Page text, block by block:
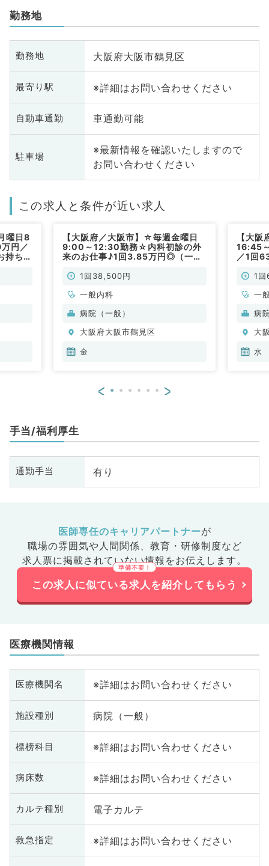
勤務地
勤務地 大阪府大阪市鶴見区
最寄り駅 ※詳細はお問い合わせください
自動車通勤 車通勤可能
駐車場
※最新情報を確認いたしますので
お問い合わせください
この求人と条件が近い求人
曜日8
円／
持ちの
【大阪府／大阪市】☆毎週金曜日
9:00～12:30勤務☆内科初診の外
来のお仕事♪1回3.85万円◎（一般
1回38,500円
一般内科
病院（一般）
大阪府大阪市鶴見区
金
【大
16:45
／1回
です
1
一
病
大
水
< >
手当/福利厚生
通勤手当 有り
医師専任のキャリアパートナーが
職場の雰囲気や人間関係、 教育・研修制度など
求人票に掲載されていない情報をお伝えします。
この求人に似ている求人を紹介してもらう
医療機関情報
医療機関名 ※詳細はお問い合わせください
施設種別 病院（一般）
標榜科目 ※詳細はお問い合わせください
病床数 ※詳細はお問い合わせください
カルテ種別 電子カルテ
救急指定 ※詳細はお問い合わせください